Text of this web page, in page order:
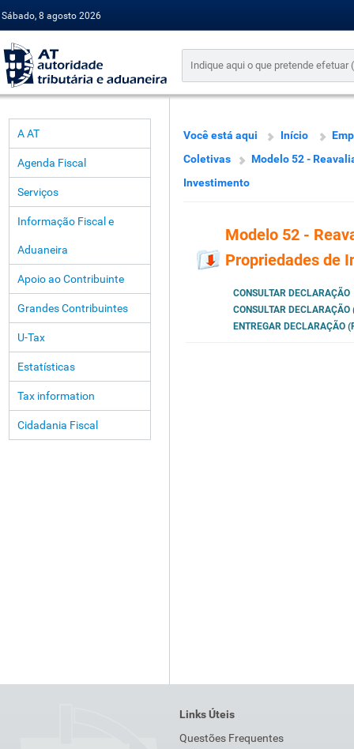
Sábado, 8 agosto 2026
A AT
Agenda Fiscal
Serviços
Informação Fiscal e
Aduaneira
Apoio ao Contribuinte
Grandes Contribuintes
U-Tax
Estatísticas
Tax information
Cidadania Fiscal
Você está aqui Início
Coletivas
Modelo 52 -
Investimento
Modelo 52 -
Propriedades de
CONSULTAR DECLARAÇÃO
CONSULTAR
ENTREGAR DECLARAÇÃO
Links Úteis
Questões Frequentes